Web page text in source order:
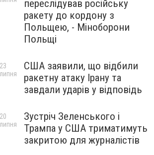
переслідував російську
ракету до кордону з
Польщею, - Міноборони
Польщі
США заявили, що відбили
ракетну атаку Ірану та
завдали ударів у відповідь
Зустріч Зеленського і
Трампа у США триматимуть
закритою для журналістів